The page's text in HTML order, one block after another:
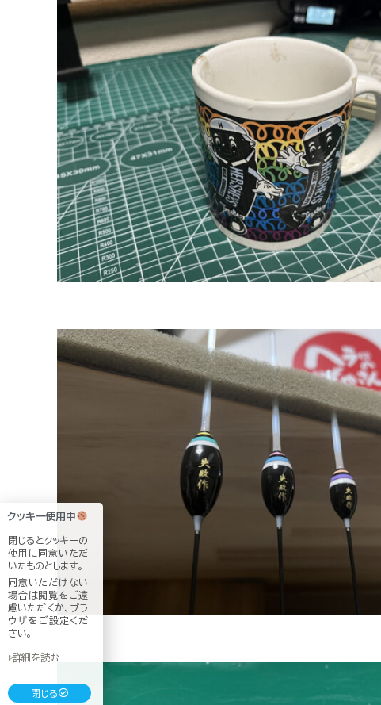
クッキー使用中
閉じるとクッキーの
使用に同意いただ
いたものとします。
同意いただけない
場合は閲覧をご遠
慮いただくか、ブラ
ウザをご設定くだ
さい。
▷詳細を読む
閉じる